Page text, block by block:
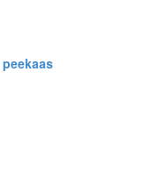
peekaas